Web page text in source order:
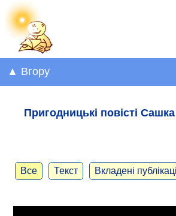
▲ Вгору
Пригодницькі повісті
Все Текст Вкладені